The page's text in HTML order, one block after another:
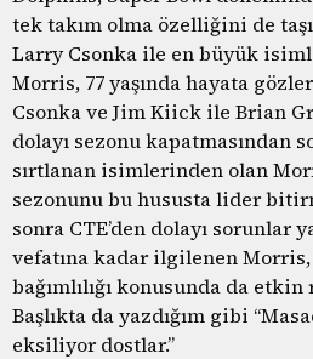
tek takım olma özelliğini de
Larry Csonka ile en büyük
Morris, 77 yaşında hayata
Csonka ve Jim Kiick ile Brian
dolayı sezonu kapatmasından
sırtlanan isimlerinden olan
sezonunu bu hususta lider
sonra CTE’den dolayı sorunlar
vefatına kadar ilgilenen Morris,
bağımlılığı konusunda da
Başlıkta da yazdığım gibi
eksiliyor dostlar.”